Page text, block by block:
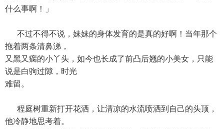
什么事啊！」
不过不得不说，妹妹的身体发育的是真的好啊！当年那个
拖着两条清鼻涕，
又黑又瘸的小丫头，如今也长成了前凸后翘的小美女，只能
说是白驹过隙，时光
难留。
程庭树重新打开花洒，让清凉的水流喷洒到自己的头顶，
他冷静地思考着。